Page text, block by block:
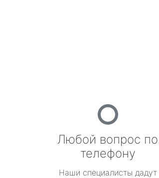
Любой вопрос по
телефону
Наши специалисты дадут